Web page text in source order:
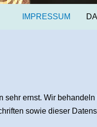
IMPRESSUM
ernst. Wir
sowie dieser